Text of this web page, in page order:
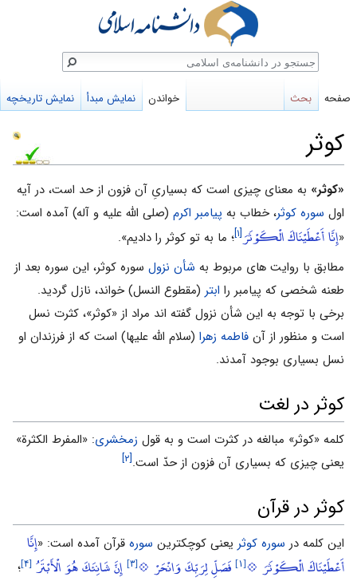
کوثر
پرش
به
ناوبری
پرش
به
جستجو
«کوثر» به معنای چیزی است که بسیاریِ آن فزون از حد است، در آیه
اول سوره کوثر، خطاب به پیامبر اکرم (صلى الله علیه و آله) آمده است:
«إِنَّا أَعْطَيْنَاكَ الْكَوْثَرَ[۱] ؛ ما به تو کوثر را دادیم».
مطابق با روایت های مربوط به شأن نزول سوره کوثر، این سوره بعد از
طعنه شخصی که پیامبر را ابتر (مقطوع النسل) خواند، نازل گردید.
برخی با توجه به این شأن نزول گفته اند مراد از «کوثر»، کثرت نسل
است و منظور از آن فاطمه زهرا (سلام اللّه علیها) است که از فرزندان او
نسل بسیاری بوجود آمدند.
کوثر در لغت
کلمه «کوثر» مبالغه در کثرت است و به قول زمخشرى: «المفرط الکثرة»
یعنى چیزی که بسیاری آن فزون از حدّ است‏.[۲]
کوثر در قرآن
این کلمه در سوره کوثر یعنی کوچکترین سوره قرآن آمده است: «إِنَّا
أَعْطَيْنَاكَ الْكَوْثَرَ 💠[۱] فَصَلِّ لِرَبِّكَ وَانْحَرْ 💠[۳] إِنَّ شَانِئَكَ هُوَ الْأَبْتَرُ[۴] ؛
صفحه بحث خواندن نمایش مبدأ نمایش تاریخچه
جستجو